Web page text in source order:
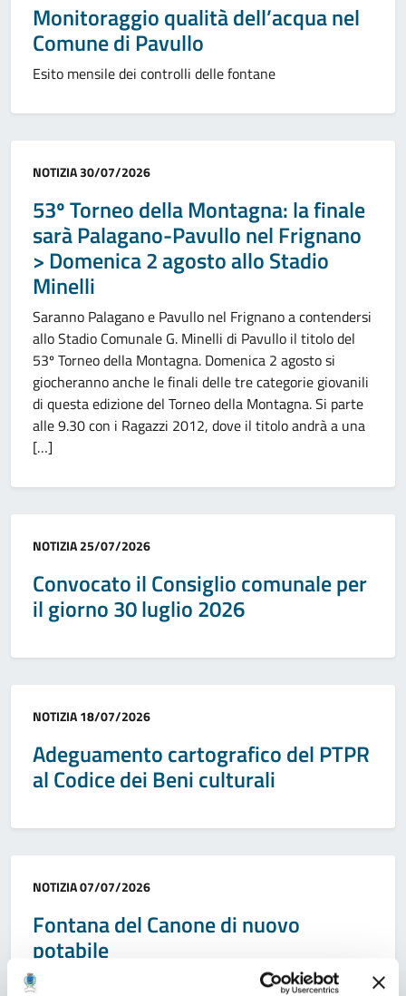
Monitoraggio qualità dell’acqua nel
Comune di Pavullo
Esito mensile dei controlli delle fontane
Categoria:
NOTIZIA30/07/2026
53º Torneo della Montagna: la finale
sarà Palagano-Pavullo nel Frignano
> Domenica 2 agosto allo Stadio
Minelli
Saranno Palagano e Pavullo nel Frignano a contendersi
allo Stadio Comunale G. Minelli di Pavullo il titolo del
53º Torneo della Montagna. Domenica 2 agosto si
giocheranno anche le finali delle tre categorie giovanili
di questa edizione del Torneo della Montagna. Si parte
alle 9.30 con i Ragazzi 2012, dove il titolo andrà a una
[…]
Categoria:
NOTIZIA25/07/2026
Convocato il Consiglio comunale per
il giorno 30 luglio 2026
Categoria:
NOTIZIA18/07/2026
Adeguamento cartografico del PTPR
al Codice dei Beni culturali
Categoria:
NOTIZIA07/07/2026
Fontana del Canone di nuovo
potabile
Rispristinata la potabilità dell’acqua della fontana del